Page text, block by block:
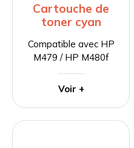
Cartouche de
toner cyan
Compatible avec HP
M479 / HP M480f
Voir +